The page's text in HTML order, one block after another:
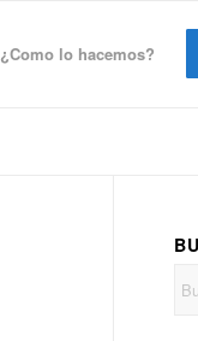
¿Como lo hacemos?